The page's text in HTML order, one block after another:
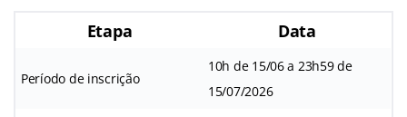
Etapa Data
Período de inscrição
10h de 15/06 a 23h59 de
15/07/2026